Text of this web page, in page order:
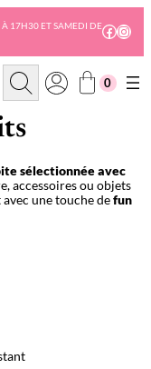
À 17H30 ET SAMEDI DE
R
c
h
e
h
e
0
sélectionnée avec
accessoires ou objets
une touche defun